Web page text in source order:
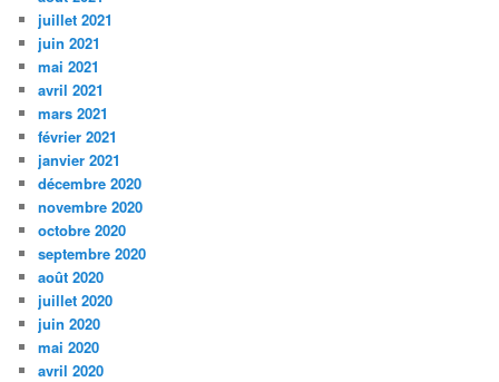
juillet 2021
juin 2021
mai 2021
avril 2021
mars 2021
février 2021
janvier 2021
décembre 2020
novembre 2020
octobre 2020
septembre 2020
août 2020
juillet 2020
juin 2020
mai 2020
avril 2020